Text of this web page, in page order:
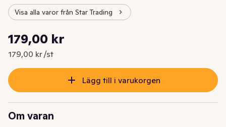
Visa alla varor från Star Trading
Nuvarande pris är: 179,00 kr
179,00 kr
179,00 kr /st
Styckpris: 179,00 kr /st
Lägg till i varukorgen
Om varan